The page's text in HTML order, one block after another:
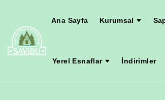
Ana Sayfa Kurumsal
Yerel Esnaflar İndirimler